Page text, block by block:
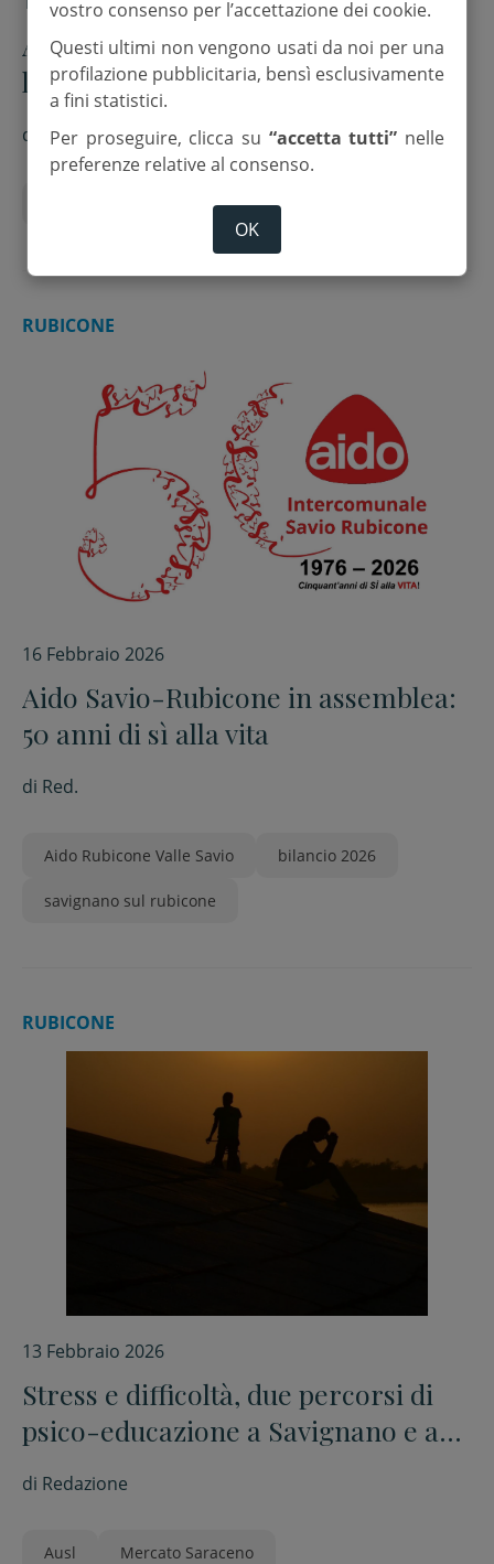
A Savignano la presentazione del
libro “Asia. Tutto l’amore che resta”
di Redazione
savignano sul rubicone
RUBICONE
16 Febbraio 2026
Aido Savio-Rubicone in assemblea:
50 anni di sì alla vita
di Red.
Aido Rubicone Valle Savio bilancio 2026
savignano sul rubicone
RUBICONE
13 Febbraio 2026
Stress e difficoltà, due percorsi di
psico-educazione a Savignano e a
Mercato Saraceno
di Redazione
Ausl Mercato Saraceno
vostro consenso per l’accettazione dei cookie.
Questi ultimi non vengono usati da noi per una
profilazione pubblicitaria, bensì esclusivamente
a fini statistici.
Per proseguire, clicca su “accetta tutti” nelle
preferenze relative al consenso.
OK